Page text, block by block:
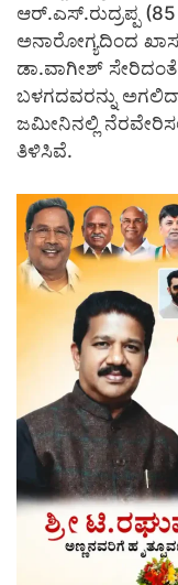
ಆರ್.ಎಸ್.ರುದ್ರಪ್ಪ
ಅನಾರೋಗ್ಯದಿಂದ
ಡಾ.ವಾಗೀಶ್ ಸೇರಿದಂತೆ
ಬಳಗದವರನ್ನು
ಜಮೀನಿನಲ್ಲಿ
ತಿಳಿಸಿವೆ.